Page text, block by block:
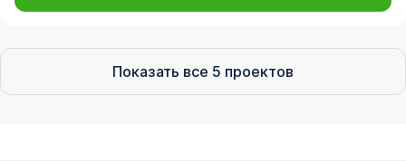
Показать все 5 проектов